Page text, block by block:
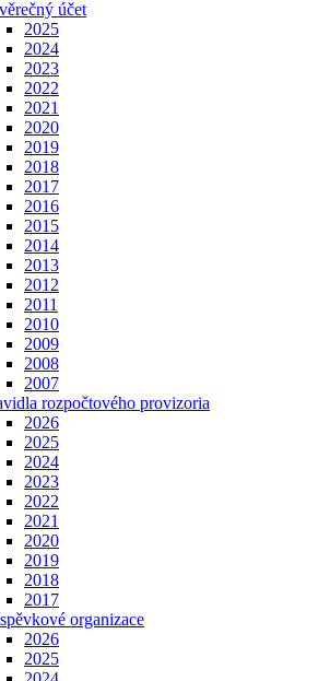
účet
2025
2024
2023
2022
2021
2020
2019
2018
2017
2016
2015
2014
2013
2012
2011
2010
2009
2008
2007
rozpočtového provizoria
2026
2025
2024
2023
2022
2021
2020
2019
2018
2017
organizace
2026
2025